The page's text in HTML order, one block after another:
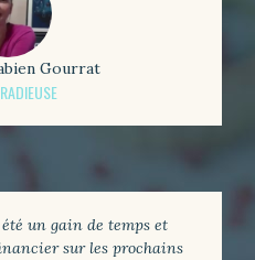
Gourrat
un gain de temps et
sur les prochains